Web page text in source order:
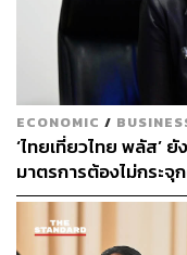
ภูมิธรรมยังยืนยันว่า
สอบถาม พล.อ. ประ
รัฐบาลนั้น ไม่ใช่การ
กล้าพูดเช่นนั้นหรือ แต่
และยังมีสื่อมวลชนมา
สุวรรณ ซึ่งตนเองไม่
พล.อ. ประวิตร เองว่า
ความรังเกียจใดๆ เพี
ECONOMIC /
‘ไทยเที่ยวไทย พลัส’ ยั
มาตรการต้องไม่กระจุ